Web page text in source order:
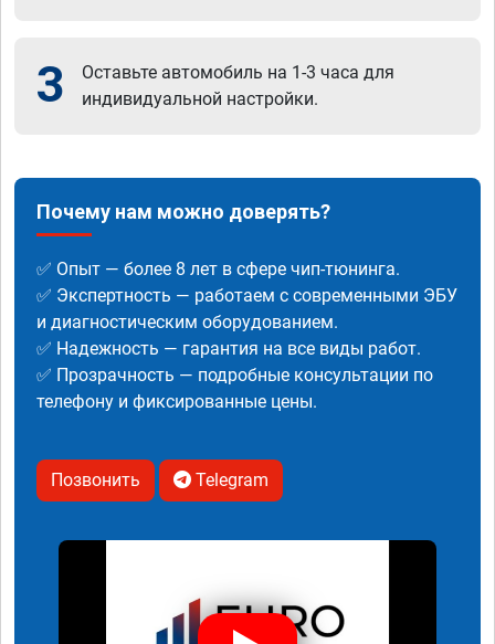
3
Оставьте автомобиль на 1-3 часа для
индивидуальной настройки.
Почему нам можно доверять?
✅ Опыт — более 8 лет в сфере чип-тюнинга.
✅ Экспертность — работаем с современными ЭБУ
и диагностическим оборудованием.
✅ Надежность — гарантия на все виды работ.
✅ Прозрачность — подробные консультации по
телефону и фиксированные цены.
Позвонить Telegram